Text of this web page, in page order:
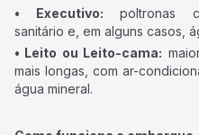
• Executivo: poltronas
sanitário e, em alguns casos,
• Leito ou Leito-cama:
mais longas, com ar-
água mineral.